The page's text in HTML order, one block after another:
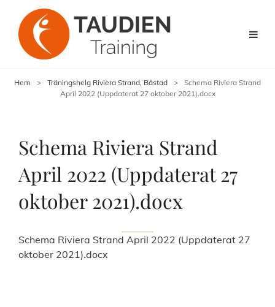
Hem > Träningshelg Riviera Strand, Båstad >
Schema Riviera Strand
April 2022 (Uppdaterat 27 oktober 2021).docx
Schema Riviera Strand
April 2022 (Uppdaterat 27
oktober 2021).docx
Schema Riviera Strand April 2022 (Uppdaterat 27
oktober 2021).docx